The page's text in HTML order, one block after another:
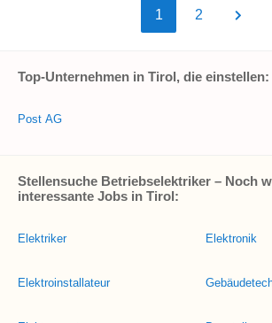
1 2
Top-Unternehmen in Tirol, die einstellen:
Post AG
Stellensuche Betriebselektriker – Noch
interessante Jobs in Tirol:
Elektriker
Elektroinstallateur
Elektronik